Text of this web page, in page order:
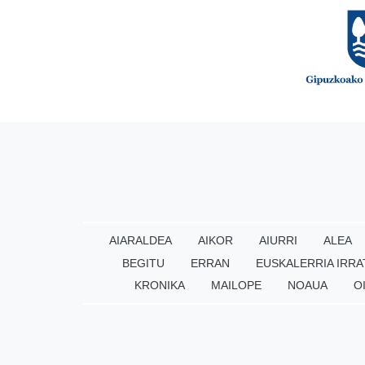
AIARALDEA AIKOR AIURRI ALEA
BEGITU
ERRAN EUSKALERRIA
KRONIKA
MAILOPE NOAUA